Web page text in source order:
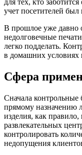
учет посетителей
В прошлое уже давно
недолговечные
легко подделать.
в домашних условиях
Сфера
Сначала контрольные
прямому назначению
изделия, как
развлекательных
контролировать
недопущения